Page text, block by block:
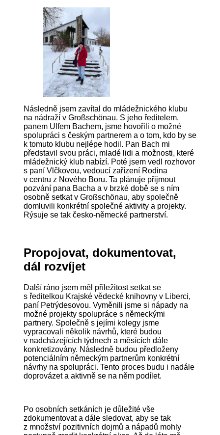
Následně jsem zavítal do mládežnického klubu
na nádraží v Großschönau. S jeho ředitelem,
panem Ulfem Bachem, jsme hovořili o možné
spolupráci s českým partnerem a o tom, kdo by se
k tomuto klubu nejlépe hodil. Pan Bach mi
představil svou práci, mladé lidi a možnosti, které
mládežnický klub nabízí. Poté jsem vedl rozhovor
s paní Vlčkovou, vedoucí zařízení Rodina
v centru z Nového Boru. Ta plánuje přijmout
pozvání pana Bacha a v brzké době se s ním
osobně setkat v Großschönau, aby společně
domluvili konkrétní společné aktivity a projekty.
Rýsuje se tak česko-německé partnerství.
Propojovat, dokumentovat,
dál rozvíjet
Další ráno jsem měl příležitost setkat se
s ředitelkou Krajské vědecké knihovny v Liberci,
paní Petrýdesovou. Vyměnili jsme si nápady na
možné projekty spolupráce s německými
partnery. Společně s jejími kolegy jsme
vypracovali několik návrhů, které budou
v nadcházejících týdnech a měsících dále
konkretizovány. Následně budou předloženy
potenciálním německým partnerům konkrétní
návrhy na spolupráci. Tento proces budu i nadále
doprovázet a aktivně se na něm podílet.
Po osobních setkáních je důležité vše
zdokumentovat a dále sledovat, aby se tak
z množství pozitivních dojmů a nápadů mohly